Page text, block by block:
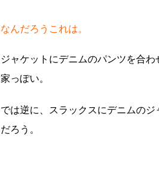
なんだろうこれは。
ジャケットにデニムのパンツを合わ
家っぽい。
では逆に、スラックスにデニムのジ
だろう。